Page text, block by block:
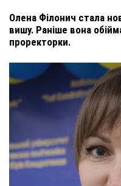
Олена Філонич стала
вишу. Раніше вона
проректорки.